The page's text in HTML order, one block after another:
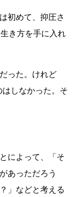
初めて、抑圧さ
き方を手に入れ
った。けれど
しなかった。そ
によって、「そ
あっただろう
」などと考える